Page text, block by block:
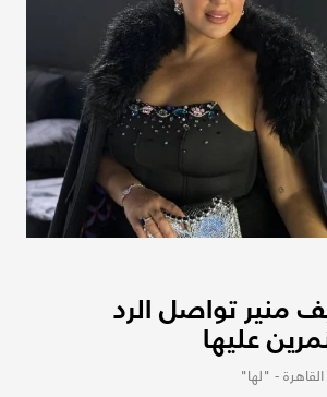
منير تواصل الرد
عليها
القاهرة - "لها"